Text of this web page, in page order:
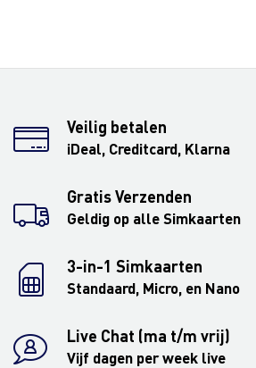
Veilig betalen
iDeal, Creditcard, Klarna
Gratis Verzenden
Geldig op alle Simkaarten
3-in-1 Simkaarten
Standaard, Micro, en Nano
Live Chat (ma t/m vrij)
Vijf dagen per week live